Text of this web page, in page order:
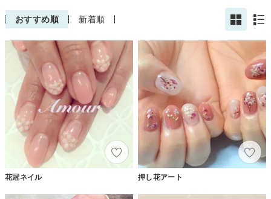
おすすめ順 新着順
花冠ネイル 押し花アート